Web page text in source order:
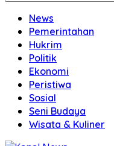
News
Pemerintahan
Hukrim
Politik
Ekonomi
Peristiwa
Sosial
Seni Budaya
Wisata & Kuliner